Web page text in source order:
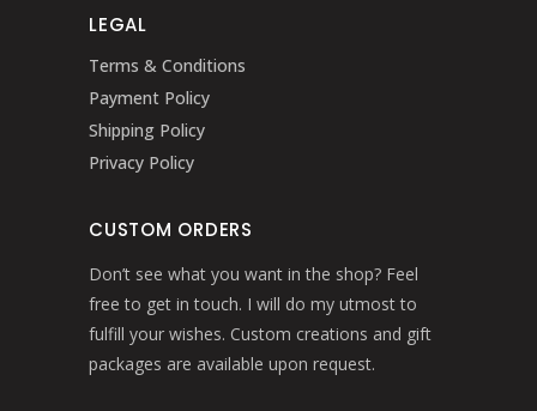
LEGAL
Terms & Conditions
Payment Policy
Shipping Policy
Privacy Policy
CUSTOM ORDERS
Don’t see what you want in the shop? Feel
free to get in touch. I will do my utmost to
fulfill your wishes. Custom creations and gift
packages are available upon request.